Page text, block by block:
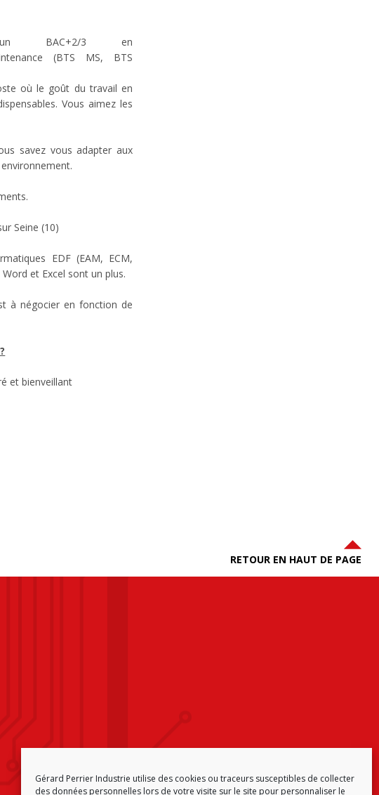
Gérard Perrier Industrie utilise des cookies ou traceurs susceptibles de collecter
des données personnelles lors de votre visite sur le site pour personnaliser le
BAC+2/3 en
(BTS MS, BTS
où le goût du travail en
Vous aimez les
savez vous adapter aux
Seine (10)
EDF (EAM, ECM,
Word et Excel sont un plus.
à négocier en fonction de
et bienveillant
RETOUR EN HAUT DE PAGE